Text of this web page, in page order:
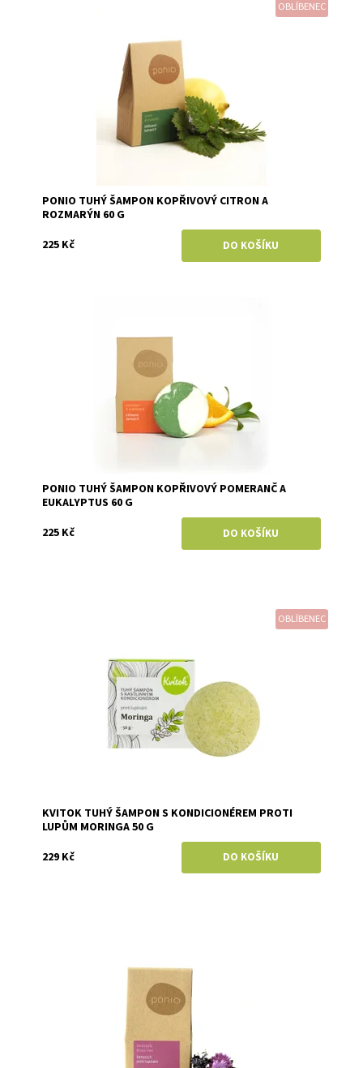
OBLÍBENEC
PONIO TUHÝ ŠAMPON KOPŘIVOVÝ CITRON A
ROZMARÝN 60 G
225 Kč
PONIO TUHÝ ŠAMPON KOPŘIVOVÝ POMERANČ A
EUKALYPTUS 60 G
225 Kč
OBLÍBENEC
KVITOK TUHÝ ŠAMPON S KONDICIONÉREM PROTI
LUPŮM MORINGA 50 G
229 Kč
Ponio